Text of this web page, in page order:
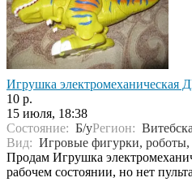
Игрушка
10 р.
15 июля, 18:38
Состояние: Б/уРегион:
Вид: Игровые фигурки,
Продам Игрушка
рабочем состоянии, но нет